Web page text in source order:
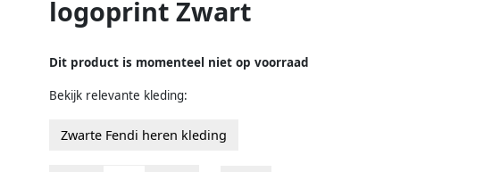
logoprint Zwart
Dit product is momenteel niet op voorraad
Bekijk relevante kleding:
Zwarte Fendi heren kleding